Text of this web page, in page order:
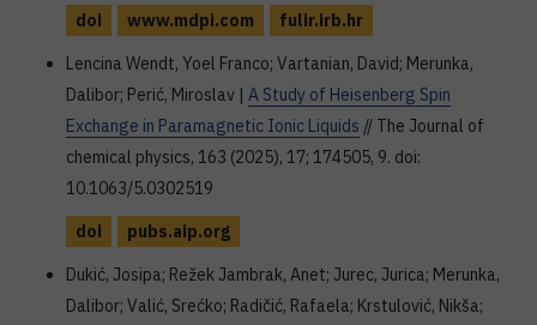
doi www.mdpi.com
fulir.irb.hr
Lencina Wendt, Yoel Franco; Vartanian, David; Merunka,
Dalibor; Perić, Miroslav | A Study of Heisenberg Spin
Exchange in Paramagnetic Ionic Liquids // The Journal of
chemical physics, 163 (2025), 17; 174505, 9. doi:
10.1063/5.0302519
doi
pubs.aip.org
Dukić, Josipa; Režek Jambrak, Anet; Jurec, Jurica; Merunka,
Dalibor; Valić, Srećko; Radičić, Rafaela; Krstulović, Nikša;